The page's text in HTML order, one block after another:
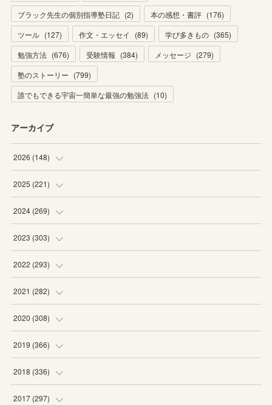
ブラック先生の個別指導塾日記 (2) 本の感想・書評 (176)
ツール (127) 作文・エッセイ (89) 学び多きもの (365)
勉強方法 (676) 受験情報 (384) メッセージ (279)
塾のストーリー (799)
誰でもできる宇宙一簡単な最強の勉強法 (10)
アーカイブ
2026 (148)
(6)
(22
(20
(19
2025 (221)
(19
(20
(19
(20
2024 (269)
(16
(16
(21
(20
2023 (303)
(27
(25
(29
(25
2022 (293)
(18
(27
(26
(25
2021 (282)
(19
(23
(27
(26
2020 (308)
(22
(25
(26
2019 (366)
(28
(34
2018 (336)
(25
2017 (297)